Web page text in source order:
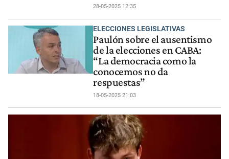
28-05-2025 12:35
ELECCIONES LEGISLATIVAS
Paulón sobre el ausentismo
de la elecciones en CABA:
“La democracia como la
conocemos no da
respuestas”
18-05-2025 21:03